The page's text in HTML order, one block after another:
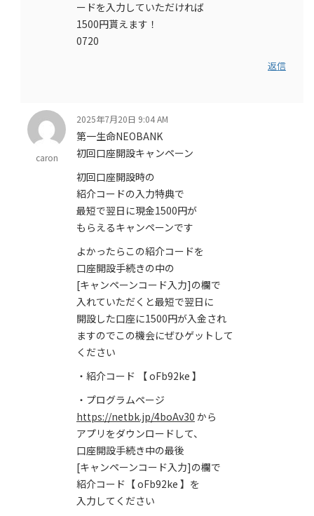
ードを入力していただければ
1500円貰えます！
0720
返信
caron
2025年7月20日 9:04 AM
第一生命NEOBANK
初回口座開設キャンペーン
初回口座開設時の
紹介コードの入力特典で
最短で翌日に現金1500円が
もらえるキャンペーンです
よかったらこの紹介コードを
口座開設手続きの中の
[キャンペーンコード入力]の欄で
入れていただくと最短で翌日に
開設した口座に1500円が入金され
ますのでこの機会にぜひゲットして
ください
・紹介コード 【 oFb92ke 】
・プログラムページ
https://netbk.jp/4boAv30 から
アプリをダウンロードして、
口座開設手続き中の最後
[キャンペーンコード入力]の欄で
紹介コード【 oFb92ke 】を
入力してください